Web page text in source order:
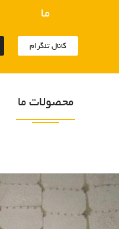
ما
کانال تلگرام
محصولات ما